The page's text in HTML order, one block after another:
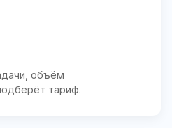
объём
тариф.